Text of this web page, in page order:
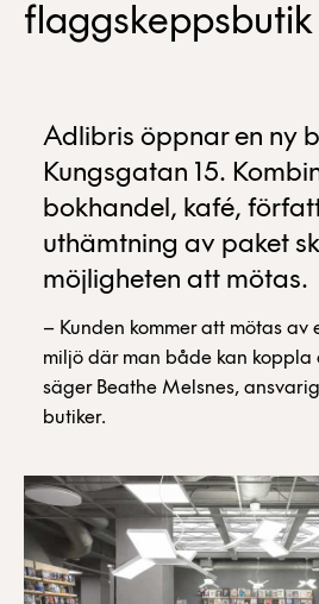
flaggskeppsbutik
Adlibris öppnar en ny
Kungsgatan 15.
bokhandel, kafé,
uthämtning av paket
möjligheten att mötas.
– Kunden kommer att mötas av
miljö där man både kan koppla
säger Beathe Melsnes,
butiker.